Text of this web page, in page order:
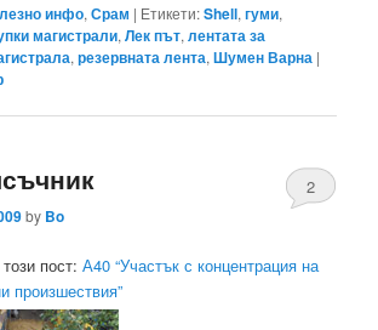
инфо,Срам | Етикети:Shell,гуми,
магистрали,Лек път,лентата за
,резервната лента,Шумен Варна |
by Bo
2
пост:А40 “Участък с концентрация на
произшествия”